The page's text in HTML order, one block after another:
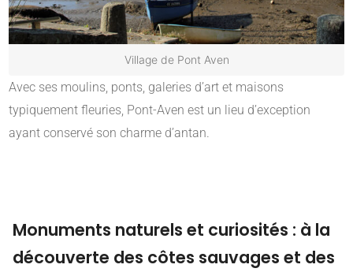
Village de Pont Aven
Avec ses moulins, ponts, galeries d’art et maisons
typiquement fleuries, Pont-Aven est un lieu d’exception
ayant conservé son charme d’antan.
Monuments naturels et curiosités : à la
découverte des côtes sauvages et des